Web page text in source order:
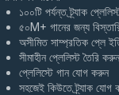
১০০টি পর্যন্ত ট্র্যাক
৫০M+ গানের জন্য
অসীমিত সাম্প্রতিক প্লে
সীমাহীন প্লেলিস্ট তৈরি করুন
প্লেলিস্টে গান যোগ করুন
সহজেই কিউতে ট্র্যাক যোগ